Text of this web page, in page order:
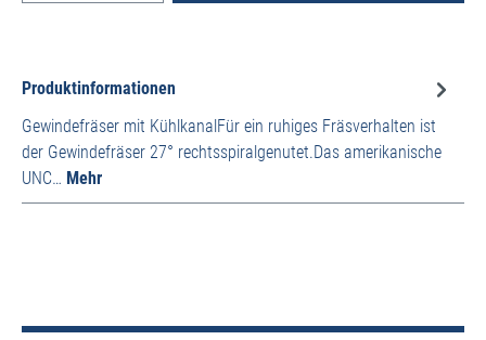
Produktinformationen
Gewindefräser mit KühlkanalFür ein ruhiges Fräsverhalten ist
der Gewindefräser 27° rechtsspiralgenutet.Das amerikanische
UNC… Mehr